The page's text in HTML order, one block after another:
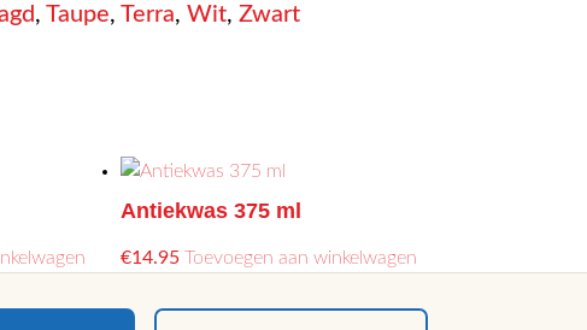
, Taupe, Terra, Wit, Zwart
Antiekwas 375 ml
€14.95 Toevoegen aan winkelwagen
heeft